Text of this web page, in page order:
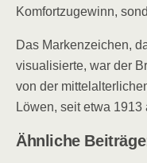
Komfortzugewinn,
Das Markenzeichen,
visualisierte, war der
von der
Löwen, seit etwa
Ähnliche